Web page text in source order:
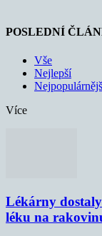
POSLEDNÍ
Vše
Nejlepší
Více
Lékárny
léku na